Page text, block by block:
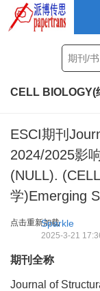
CELL BIOLOGY(
ESCI期刊
2024/2025影
(NULL).
学)Emerging
点击重新加载
Sparkle
2025-3-21
期刊全称
Journal of